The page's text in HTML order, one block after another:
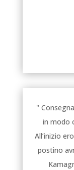
"
in modo
All’inizio
postino